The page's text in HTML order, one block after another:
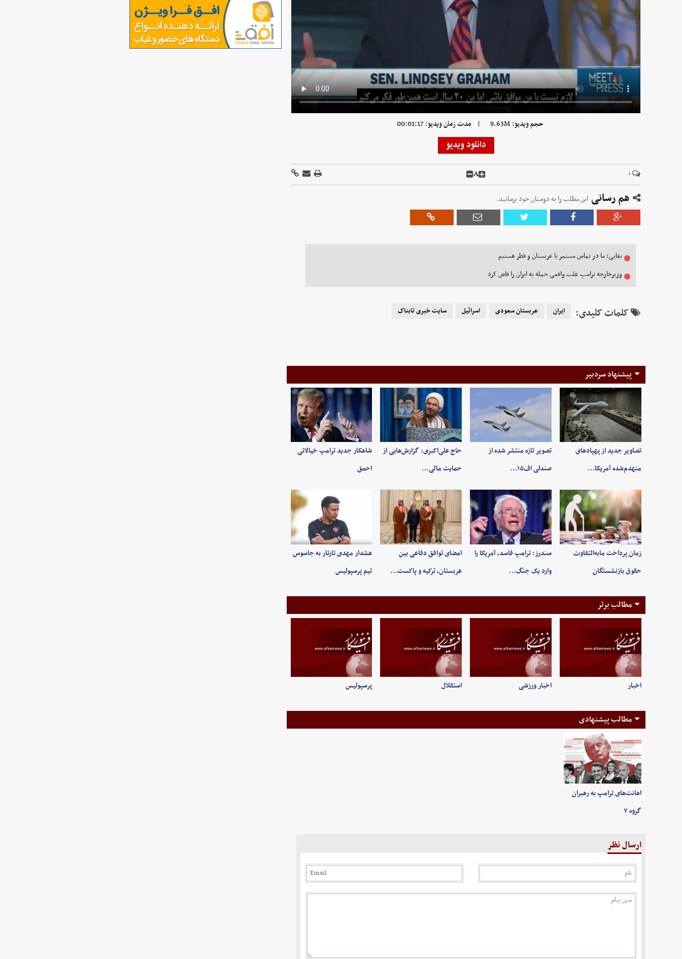
حجم ویدیو: 9.63M | مدت زمان ویدیو: 00:01:17
دانلود ویدیو
۰ A
هم رسانی این مطلب را به دوستان خود برسانید.
بقایی: ما در تماس مستمر با عربستان و قطر هستیم
وزیرخارجه ترامپ علت واقعی حمله به ایران را فاش کرد
کلمات کلیدی: ایران عربستان سعودی اسرائیل سایت خبری تابناک
پیشنهاد سردبیر
تصاویر جدید از پهپادهای
منهدم‌شده آمریکا…
تصویر تازه منتشر شده از
صندلی اف۱۵…
حاج علی‌اکبری: گزارش‌هایی از
حمایت مالی…
شاهکار جدید ترامپ خیالاتی
احمق
زمان پرداخت مابه‌التفاوت
حقوق بازنشستگان
سندرز: ترامپ فاسد، آمریکا را
وارد یک جنگ…
امضای توافق دفاعی بین
عربستان، ترکیه و پاکست…
هشدار مهدی تارتار به جاسوس
تیم پرسپولیس
مطالب برتر
اخبار اخبار ورزشی استقلال پرسپولیس
مطالب پیشنهادی
اهانت‌های ترامپ به رهبران
گروه ۷
ارسال نظر